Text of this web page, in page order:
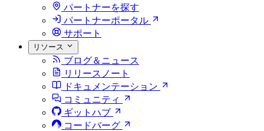
パートナーを探す
パートナーポータル
サポート
リソース
ブログ＆ニュース
リリースノート
ドキュメンテーション
コミュニティ
ギットハブ
コードバーグ